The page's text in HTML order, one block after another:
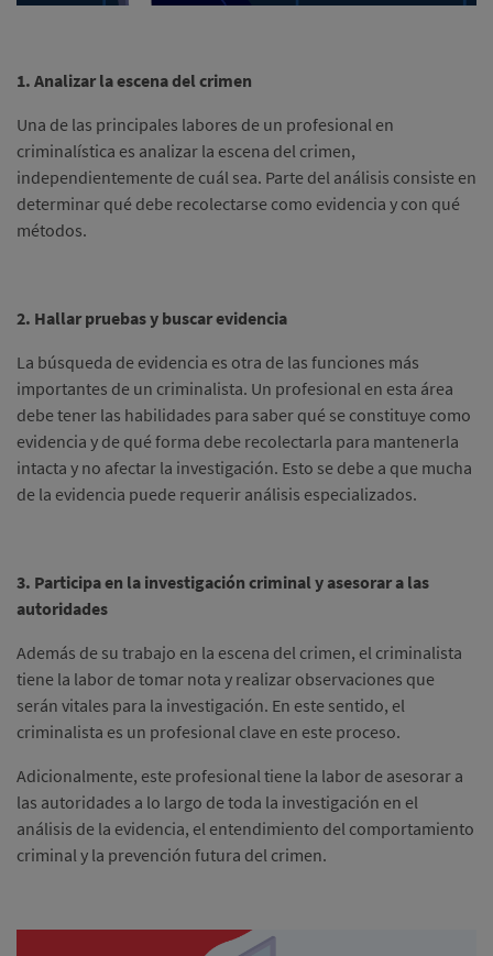
1. Analizar la escena del crimen
Una de las principales labores de un profesional en
criminalística es analizar la escena del crimen,
independientemente de cuál sea. Parte del análisis consiste en
determinar qué debe recolectarse como evidencia y con qué
métodos.
2. Hallar pruebas y buscar evidencia
La búsqueda de evidencia es otra de las funciones más
importantes de un criminalista. Un profesional en esta área
debe tener las habilidades para saber qué se constituye como
evidencia y de qué forma debe recolectarla para mantenerla
intacta y no afectar la investigación. Esto se debe a que mucha
de la evidencia puede requerir análisis especializados.
3. Participa en la investigación criminal y asesorar a las
autoridades
Además de su trabajo en la escena del crimen, el criminalista
tiene la labor de tomar nota y realizar observaciones que
serán vitales para la investigación. En este sentido, el
criminalista es un profesional clave en este proceso.
Adicionalmente, este profesional tiene la labor de asesorar a
las autoridades a lo largo de toda la investigación en el
análisis de la evidencia, el entendimiento del comportamiento
criminal y la prevención futura del crimen.